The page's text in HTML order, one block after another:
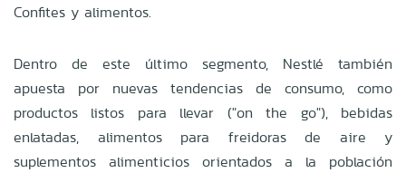
Confites y alimentos.
Dentro de este último segmento, Nestlé también
apuesta por nuevas tendencias de consumo, como
productos listos para llevar ("on the go"), bebidas
enlatadas, alimentos para freidoras de aire y
suplementos alimenticios orientados a la población